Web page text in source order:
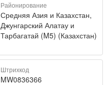
Районирование
Средняя Азия и Казахстан,
Джунгарский Алатау и
Тарбагатай (M5) (Казахстан)
Штрихкод
MW0836366